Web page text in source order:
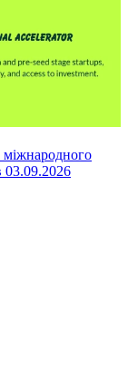
міжнародного
03.09.2026